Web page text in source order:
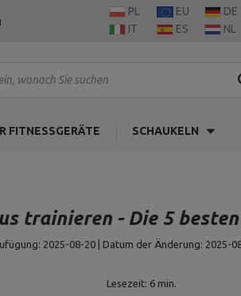
PL EU DE
IT
ES NL
FITNESSGERÄTE SCHAUKELN
trainieren - Die 5
2025-08-20 | Datum der Änderung: 2025-
Lesezeit: 6 min.